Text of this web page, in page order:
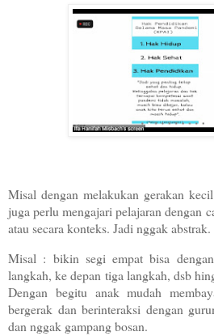
Misal dengan melakukan gerakan
juga perlu mengajari pelajaran dengan
atau secara konteks. Jadi nggak abstrak.
Misal : bikin segi empat bisa
langkah, ke depan tiga langkah, dsb
Dengan begitu anak mudah
bergerak dan berinteraksi dengan
dan nggak gampang bosan.